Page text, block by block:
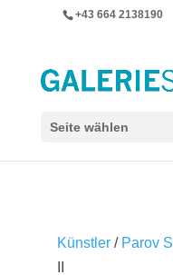
+43 664 2138190
Seite wählen
Künstler/ Parov